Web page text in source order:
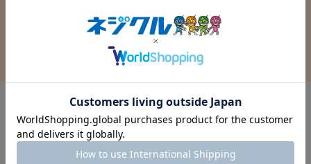
表面処理：ﾉﾝｸﾛﾌﾞﾗｯｸ
在庫：
サンコータイトＳタイプ（ナベＰ３